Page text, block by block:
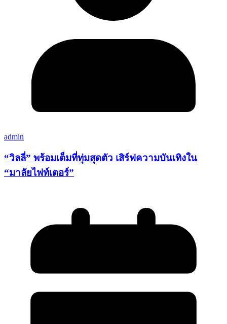
admin
“วิลลี่” พร้อมเต็มที่ทุ่มสุดตัว เสิร์ฟความบันเทิงใน
“มาลัยไฟท์เตอร์”